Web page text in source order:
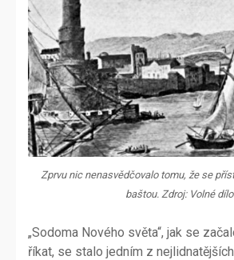
Zprvu nic nenasvědčovalo tomu, že se
baštou. Zdroj: Volné dílo
„Sodoma Nového světa“, jak se
říkat, se stalo jedním z